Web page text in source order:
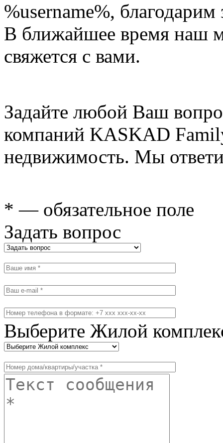
%username%, благодарим
В ближайшее время наш
свяжется с вами.
Задайте любой Ваш
компаний KASKAD
недвижимость. Мы
* — обязательное поле
Задать вопрос
Выберите Жилой